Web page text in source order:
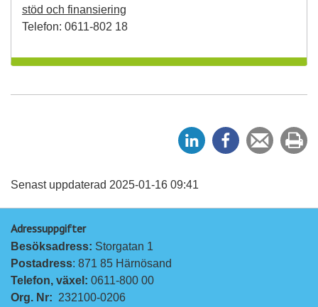
stöd och finansiering
Telefon: 0611-802 18
e
e
Tipsa
en
ut
Senast uppdaterad 2025-01-16 09:41
Adressuppgifter
Besöksadress: Storgatan 1
Postadress: 871 85 Härnösand
Telefon, växel: 0611-800 00
Org. Nr: 232100-0206